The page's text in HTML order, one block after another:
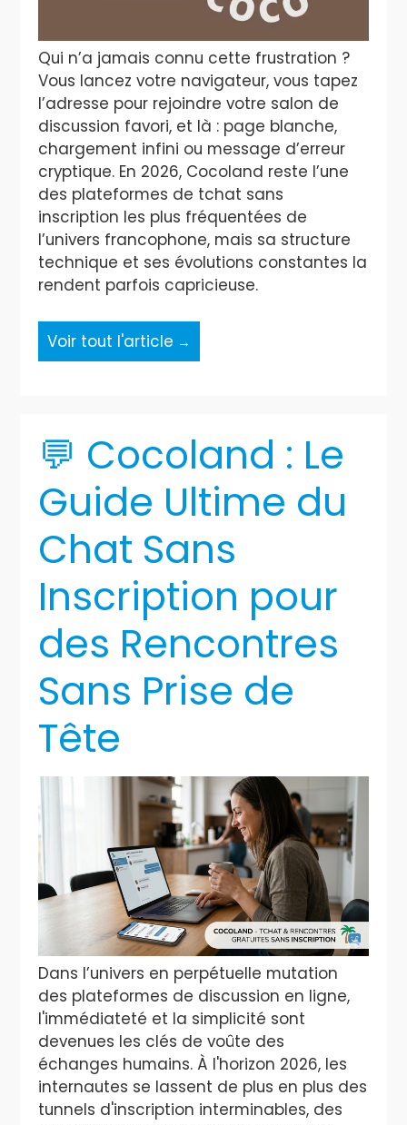
Qui n’a jamais connu cette frustration ?
Vous lancez votre navigateur, vous tapez
l’adresse pour rejoindre votre salon de
discussion favori, et là : page blanche,
chargement infini ou message d’erreur
cryptique. En 2026, Cocoland reste l’une
des plateformes de tchat sans
inscription les plus fréquentées de
l’univers francophone, mais sa structure
technique et ses évolutions constantes la
rendent parfois capricieuse.
Voir tout l'article
💬 Cocoland : Le
Guide Ultime du
Chat Sans
Inscription pour
des Rencontres
Sans Prise de
Tête
Dans l’univers en perpétuelle mutation
des plateformes de discussion en ligne,
l'immédiateté et la simplicité sont
devenues les clés de voûte des
échanges humains. À l'horizon 2026, les
internautes se lassent de plus en plus des
tunnels d'inscription interminables, des